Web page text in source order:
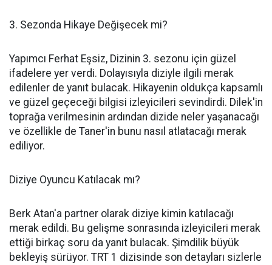
3. Sezonda Hikaye Değişecek mi?
Yapımcı Ferhat Eşsiz, Dizinin 3. sezonu için güzel
ifadelere yer verdi. Dolayısıyla diziyle ilgili merak
edilenler de yanıt bulacak. Hikayenin oldukça kapsamlı
ve güzel geçeceği bilgisi izleyicileri sevindirdi. Dilek'in
toprağa verilmesinin ardından dizide neler yaşanacağı
ve özellikle de Taner'in bunu nasıl atlatacağı merak
ediliyor.
Diziye Oyuncu Katılacak mı?
Berk Atan'a partner olarak diziye kimin katılacağı
merak edildi. Bu gelişme sonrasında izleyicileri merak
ettiği birkaç soru da yanıt bulacak. Şimdilik büyük
bekleyiş sürüyor. TRT 1 dizisinde son detayları sizlerle